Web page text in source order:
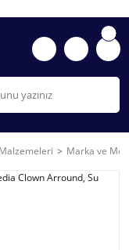
Marka ve